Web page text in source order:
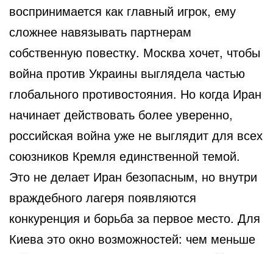
воспринимается как главный игрок, ему
сложнее навязывать партнерам
собственную повестку. Москва хочет, чтобы
война против Украины выглядела частью
глобального противостояния. Но когда Иран
начинает действовать более уверенно,
российская война уже не выглядит для всех
союзников Кремля единственной темой.
Это не делает Иран безопасным, но внутри
враждебного лагеря появляются
конкуренция и борьба за первое место. Для
Киева это окно возможностей: чем меньше